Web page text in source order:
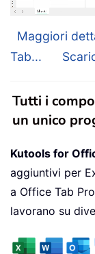
Maggiori
Tab...
Tutti i
un unico
Kutools for
aggiuntivi per
a Office Tab
lavorano su